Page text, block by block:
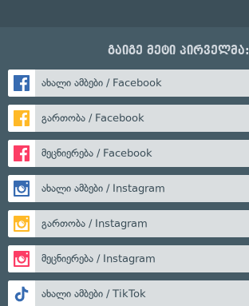
გაიგე მეტი პირველმა:
ახალი ამბები / Facebook
გართობა / Facebook
მეცნიერება / Facebook
ახალი ამბები / Instagram
გართობა / Instagram
მეცნიერება / Instagram
ახალი ამბები / TikTok